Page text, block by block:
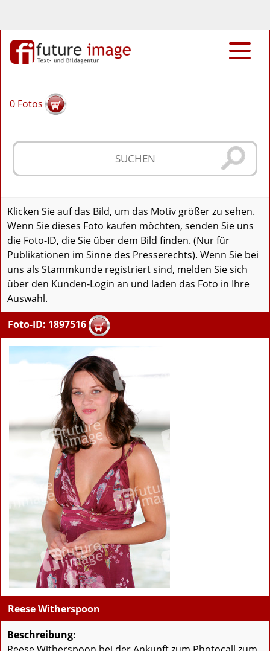
0 Fotos
Klicken Sie auf das Bild, um das Motiv größer zu sehen.
Wenn Sie dieses Foto kaufen möchten, senden Sie uns
die Foto-ID, die Sie über dem Bild finden. (Nur für
Publikationen im Sinne des Presserechts). Wenn Sie bei
uns als Stammkunde registriert sind, melden Sie sich
über den Kunden-Login an und laden das Foto in Ihre
Auswahl.
Foto-ID: 1897516
Reese Witherspoon
Beschreibung: